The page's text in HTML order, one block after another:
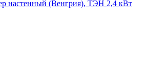
настенный (Венгрия), ТЭН 2,4 кВт